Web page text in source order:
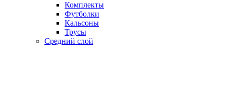
Комплекты
Футболки
Кальсоны
Трусы
Средний слой